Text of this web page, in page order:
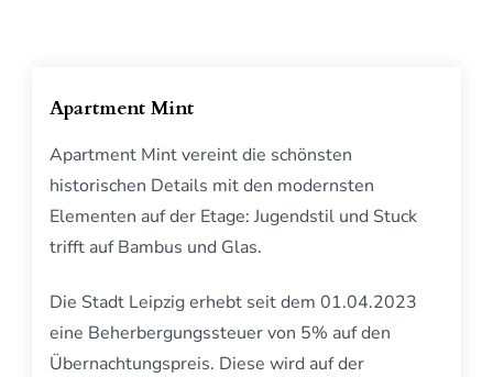
Apartment Mint
Apartment Mint vereint die schönsten
historischen Details mit den modernsten
Elementen auf der Etage: Jugendstil und Stuck
trifft auf Bambus und Glas.
Die Stadt Leipzig erhebt seit dem 01.04.2023
eine Beherbergungssteuer von 5% auf den
Übernachtungspreis. Diese wird auf der